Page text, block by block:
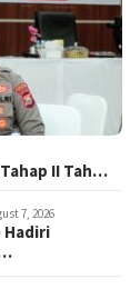
II Tah…
7, 2026
Hadiri